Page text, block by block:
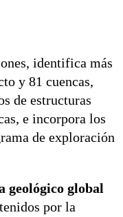
identifica más
y 81 cuencas,
de estructuras
e incorpora los
de exploración
geológico global
por la